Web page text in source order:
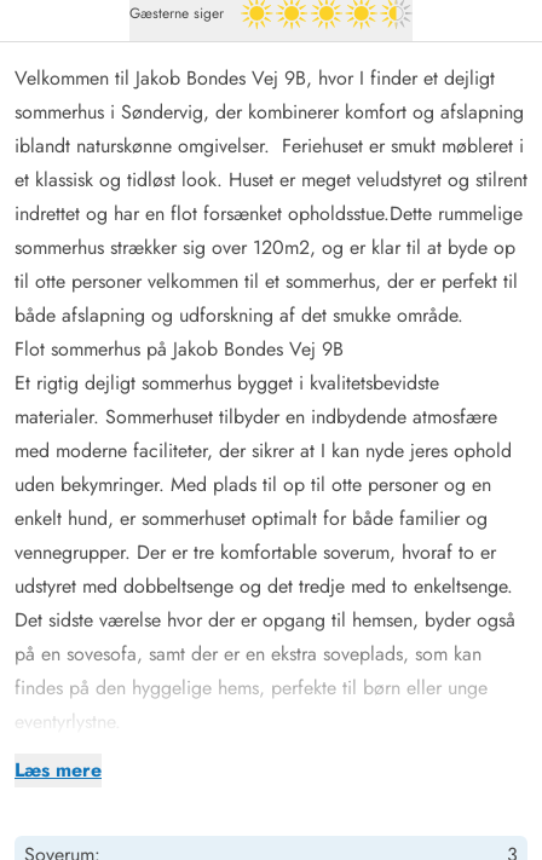
Gæsterne siger 4.5 ud af 5
Læs mere
Velkommen til Jakob Bondes Vej 9B, hvor I finder et dejligt
sommerhus i Søndervig, der kombinerer komfort og afslapning
iblandt naturskønne omgivelser. Feriehuset er smukt møbleret i
et klassisk og tidløst look. Huset er meget veludstyret og stilrent
indrettet og har en flot forsænket opholdsstue.Dette rummelige
sommerhus strækker sig over 120m2, og er klar til at byde op
til otte personer velkommen til et sommerhus, der er perfekt til
både afslapning og udforskning af det smukke område.
Flot sommerhus på Jakob Bondes Vej 9B
Et rigtig dejligt sommerhus bygget i kvalitetsbevidste
materialer. Sommerhuset tilbyder en indbydende atmosfære
med moderne faciliteter, der sikrer at I kan nyde jeres ophold
uden bekymringer. Med plads til op til otte personer og en
enkelt hund, er sommerhuset optimalt for både familier og
vennegrupper. Der er tre komfortable soverum, hvoraf to er
udstyret med dobbeltsenge og det tredje med to enkeltsenge.
Det sidste værelse hvor der er opgang til hemsen, byder også
på en sovesofa, samt der er en ekstra soveplads, som kan
findes på den hyggelige hems, perfekte til børn eller unge
eventyrlystne.
Sommerhuset er opført efter moderne standarder. Huset råder
Soverum:
3